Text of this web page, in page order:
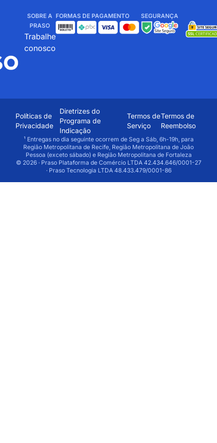
SOBRE A
PRASO
Trabalhe
conosco
FORMAS DE PAGAMENTO SEGURANÇA
Políticas de
Privacidade
Diretrizes do
Programa de
Indicação
Termos de
Serviço
Termos de
Reembolso
¹ Entregas no dia seguinte ocorrem de Seg a Sáb, 6h-19h, para
Região Metropolitana de Recife, Região Metropolitana de João
Pessoa (exceto sábado) e Região Metropolitana de Fortaleza
© 2026 · Praso Plataforma de Comércio LTDA 42.434.646/0001-27
· Praso Tecnologia LTDA 48.433.479/0001-86